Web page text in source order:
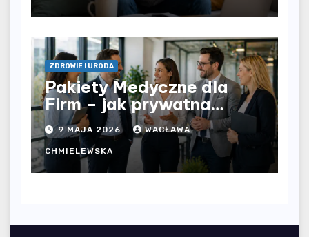
ZDROWIE I URODA
Pakiety Medyczne dla
Firm – jak prywatna
opieka zdrowotna
wpływa na jakość
współpracy w
organizacji?
9 MAJA 2026 WACŁAWA
CHMIELEWSKA